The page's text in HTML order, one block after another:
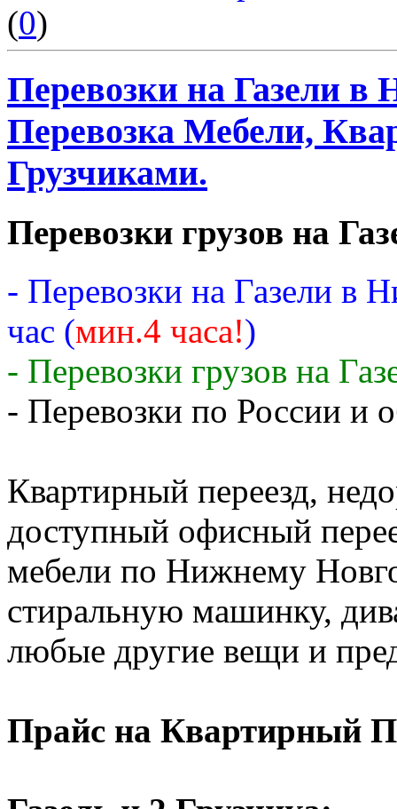
(0)
Перевозки на Газели в
Перевозка Мебели,
Грузчиками.
Перевозки грузов на
- Перевозки на Газели в
час (мин.4 часа!)
- Перевозки грузов на
- Перевозки по России и
Квартирный переезд,
доступный офисный
мебели по Нижнему
стиральную машинку,
любые другие вещи и
Прайс на Квартирный